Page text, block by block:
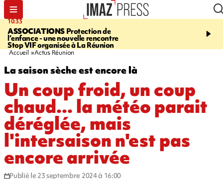
10:33
ASSOCIATIONSProtection de
l’enfance - une nouvelle rencontre
Stop VIF organisée à La Réunion
15:03
Vaste feu
l'ouest du pays, 20.000
Accueil Actus Réunion
La saison sèche est encore là
Un coup froid, un coup
chaud... la météo parait
déréglée, mais
l'intersaison n'est pas
encore arrivée
Publié le 23 septembre 2024 à 16:00